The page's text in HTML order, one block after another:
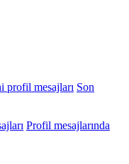
profil mesajları Son
Profil mesajlarında